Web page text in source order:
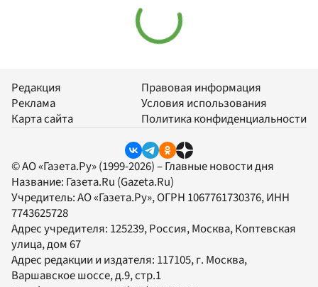
Редакция
Реклама
Карта сайта
Правовая информация
Условия использования
Политика конфиденциальности
© АО «Газета.Ру» (1999-2026) – Главные новости дня
Название: Газета.Ru (Gazeta.Ru)
Учредитель:АО «Газета.Ру», ОГРН 1067761730376, ИНН
7743625728
Адрес учредителя: 125239, Россия, Москва, Коптевская
улица, дом 67
Адрес редакции и издателя: 117105, г. Москва,
Варшавское шоссе, д.9, стр.1